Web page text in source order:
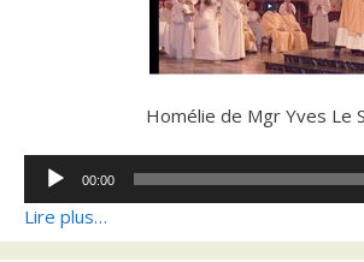
Homélie de Mgr Yves Le
Lecteur
audio
00:00
Lire plus…